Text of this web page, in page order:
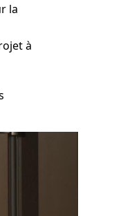
la
à